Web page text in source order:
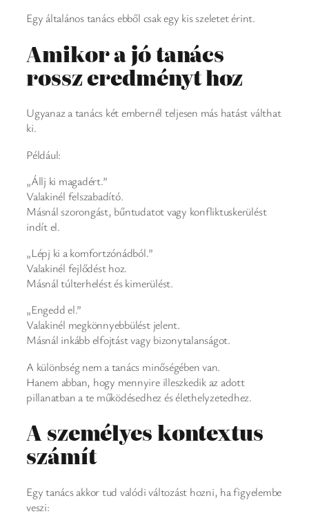
Egy általános tanács ebből csak egy kis szeletet érint.
Amikor a jó tanács
rossz eredményt hoz
Ugyanaz a tanács két embernél teljesen más hatást válthat
ki.
Például:
„Állj ki magadért.”
Valakinél felszabadító.
Másnál szorongást, bűntudatot vagy konfliktuskerülést
indít el.
„Lépj ki a komfortzónádból.”
Valakinél fejlődést hoz.
Másnál túlterhelést és kimerülést.
„Engedd el.”
Valakinél megkönnyebbülést jelent.
Másnál inkább elfojtást vagy bizonytalanságot.
A különbség nem a tanács minőségében van.
Hanem abban, hogy mennyire illeszkedik az adott
pillanatban a te működésedhez és élethelyzetedhez.
A személyes kontextus
számít
Egy tanács akkor tud valódi változást hozni, ha figyelembe
veszi: